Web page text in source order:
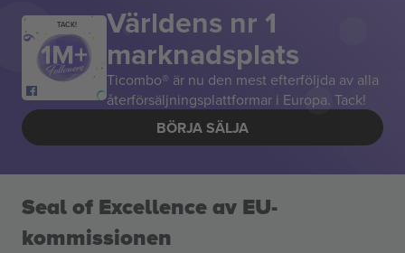
TACK! Världens nr 1
marknadsplats
Ticombo® är nu den mest efterföljda av alla
återförsäljningsplattformar i Europa. Tack!
BÖRJA SÄLJA
Seal of Excellence av EU-
kommissionen